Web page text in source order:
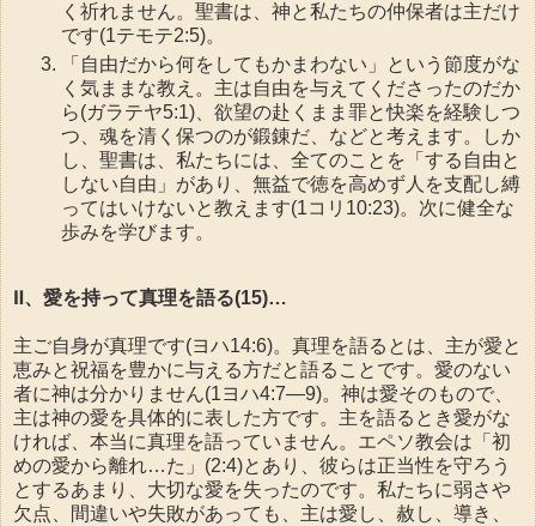
く祈れません。聖書は、神と私たちの仲保者は主だけ
です(1テモテ2:5)。
「自由だから何をしてもかまわない」という節度がな
く気ままな教え。主は自由を与えてくださったのだか
ら(ガラテヤ5:1)、欲望の赴くまま罪と快楽を経験しつ
つ、魂を清く保つのが鍛錬だ、などと考えます。しか
し、聖書は、私たちには、全てのことを「する自由と
しない自由」があり、無益で徳を高めず人を支配し縛
ってはいけないと教えます(1コリ10:23)。次に健全な
歩みを学びます。
Ⅱ、愛を持って真理を語る(15)…
主ご自身が真理です(ヨハ14:6)。真理を語るとは、主が愛と
恵みと祝福を豊かに与える方だと語ることです。愛のない
者に神は分かりません(1ヨハ4:7—9)。神は愛そのもので、
主は神の愛を具体的に表した方です。主を語るとき愛がな
ければ、本当に真理を語っていません。エペソ教会は「初
めの愛から離れ…た」(2:4)とあり、彼らは正当性を守ろう
とするあまり、大切な愛を失ったのです。私たちに弱さや
欠点、間違いや失敗があっても、主は愛し、赦し、導き、